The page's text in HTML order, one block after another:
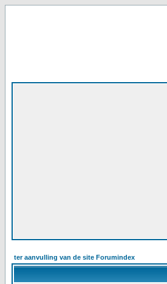
ter aanvulling van de site Forumindex